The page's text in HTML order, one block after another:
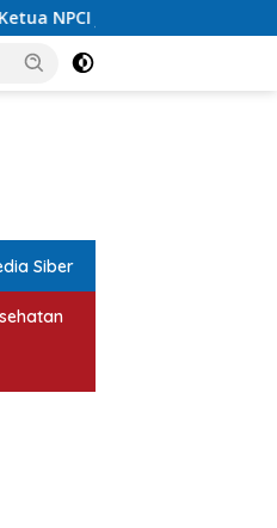
Atlet Disabilitas
Siber